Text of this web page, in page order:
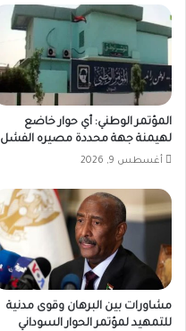
المؤتمر الوطني: أي حوار خاضع
لهيمنة جهة محددة مصيره الفشل
أغسطس 9, 2026
مشاورات بين البرهان وقوى مدنية
للتمهيد لمؤتمر الحوار السوداني